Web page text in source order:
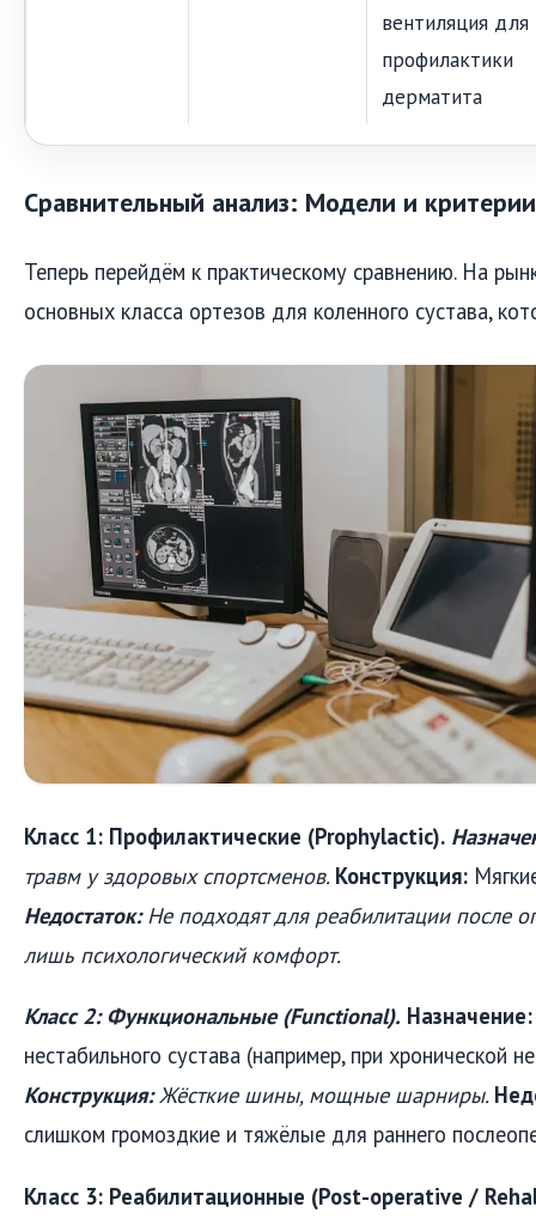
вентиляция для
профилактики
дерматита
Сравнительный анализ: Модели и
Теперь перейдём к практическому сравнению. На
основных класса ортезов для коленного сустава,
Класс 1: Профилактические (Prophylactic).
травм у здоровых спортсменов. Конструкция:
Недостаток:Не подходят для реабилитации после
лишь психологический комфорт.
Класс 2: Функциональные (Functional). Назначение:
нестабильного сустава (например, при хронической
Конструкция:Жёсткие шины, мощные шарниры.
слишком громоздкие и тяжёлые для раннего
Класс 3: Реабилитационные (Post-operative /